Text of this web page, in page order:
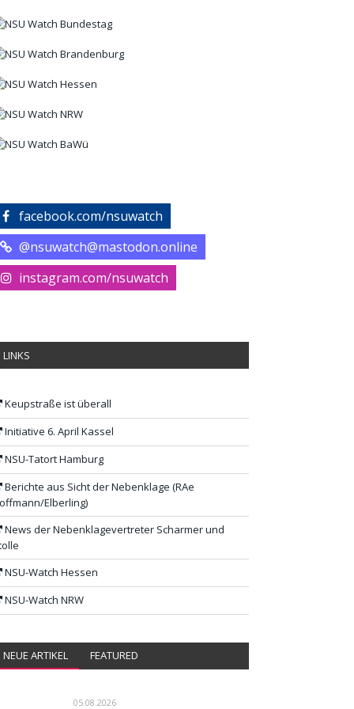
facebook.com/nsuwatch
@nsuwatch@mastodon.online
instagram.com/nsuwatch
LINKS
Keupstraße ist überall
Initiative 6. April Kassel
NSU-Tatort Hamburg
Berichte aus Sicht der Nebenklage (RAe
Elberling)
News der Nebenklagevertreter Scharmer und
NSU-Watch Hessen
NSU-Watch NRW
NEUE ARTIKEL FEATURED
05.08.2026